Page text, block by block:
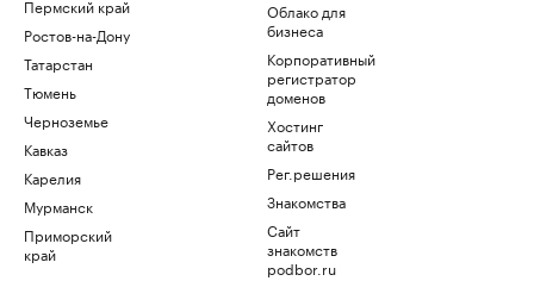
Пермский край
Ростов-на-Дону
Татарстан
Тюмень
Черноземье
Кавказ
Карелия
Мурманск
Приморский
край
Облако для
бизнеса
Корпоративный
регистратор
доменов
Хостинг
сайтов
Рег.решения
Знакомства
Сайт
знакомств
podbor.ru